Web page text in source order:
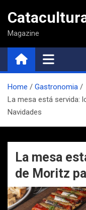
contenido
Magazine
Home
Gastronomia
La mesa está servida:
Navidades
La mesa
de Moritz